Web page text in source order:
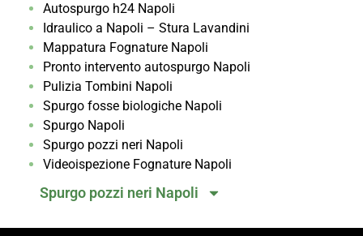
Autospurgo h24 Napoli
Idraulico a Napoli – Stura Lavandini
Mappatura Fognature Napoli
Pronto intervento autospurgo Napoli
Pulizia Tombini Napoli
Spurgo fosse biologiche Napoli
Spurgo Napoli
Spurgo pozzi neri Napoli
Videoispezione Fognature Napoli
Spurgo pozzi neri Napoli